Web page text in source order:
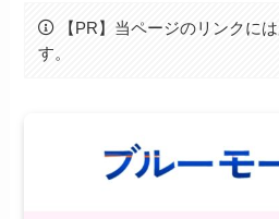
【PR】当ページのリンクに
す。